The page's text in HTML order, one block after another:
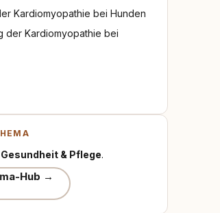
Kardiomyopathie bei Hunden
der Kardiomyopathie bei
Gesundheit & Pflege.
Hub →